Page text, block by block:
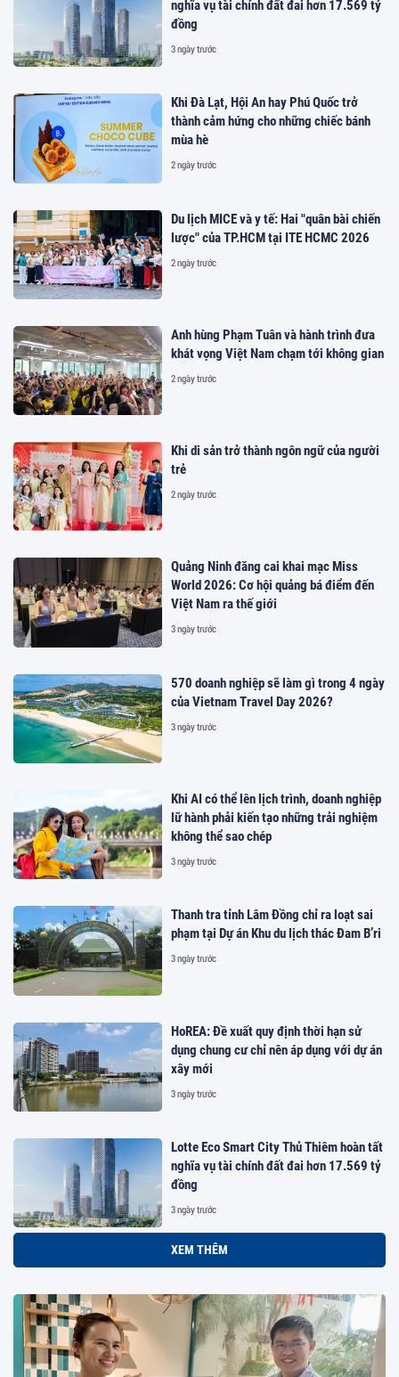
nghĩa vụ tài chính đất đai hơn 17.569 tỷ
đồng
3 ngày trước
Khi Đà Lạt, Hội An hay Phú Quốc trở
thành cảm hứng cho những chiếc bánh
mùa hè
2 ngày trước
Du lịch MICE và y tế: Hai "quân bài chiến
lược" của TP.HCM tại ITE HCMC 2026
2 ngày trước
Anh hùng Phạm Tuân và hành trình đưa
khát vọng Việt Nam chạm tới không gian
2 ngày trước
Khi di sản trở thành ngôn ngữ của người
trẻ
2 ngày trước
Quảng Ninh đăng cai khai mạc Miss
World 2026: Cơ hội quảng bá điểm đến
Việt Nam ra thế giới
3 ngày trước
570 doanh nghiệp sẽ làm gì trong 4 ngày
của Vietnam Travel Day 2026?
3 ngày trước
Khi AI có thể lên lịch trình, doanh nghiệp
lữ hành phải kiến tạo những trải nghiệm
không thể sao chép
3 ngày trước
Thanh tra tỉnh Lâm Đồng chỉ ra loạt sai
phạm tại Dự án Khu du lịch thác Đam B’ri
3 ngày trước
HoREA: Đề xuất quy định thời hạn sử
dụng chung cư chỉ nên áp dụng với dự án
xây mới
3 ngày trước
Lotte Eco Smart City Thủ Thiêm hoàn tất
nghĩa vụ tài chính đất đai hơn 17.569 tỷ
đồng
3 ngày trước
XEM THÊM